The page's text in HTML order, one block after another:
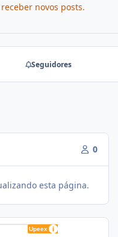
novos posts.
Seguidores
0
esta página.